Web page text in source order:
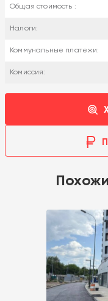
Общая стоимость :
Налоги:
Коммунальные платежи:
Комиссия: